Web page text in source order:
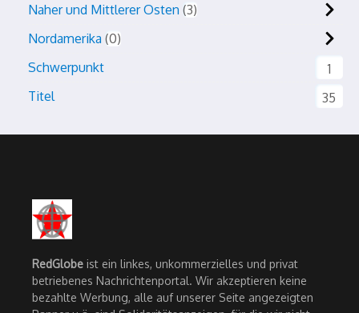
Naher und Mittlerer Osten 3
Nordamerika 0
Schwerpunkt
1
Titel
35
RedGlobe ist ein linkes, unkommerzielles und privat
betriebenes Nachrichtenportal. Wir akzeptieren keine
bezahlte Werbung, alle auf unserer Seite angezeigten